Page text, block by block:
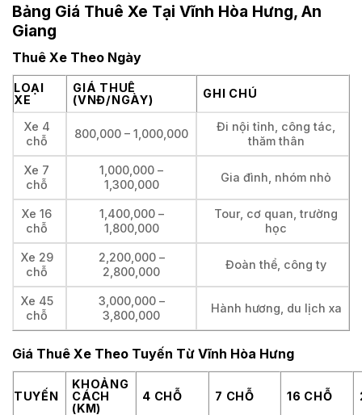
Bảng Giá Thuê Xe Tại Vĩnh Hòa Hưng, An
Giang
Thuê Xe Theo Ngày
LOẠI
XE
GIÁ THUÊ
(VNĐ/NGÀY)
GHI CHÚ
Xe 4
chỗ
800,000 – 1,000,000
Đi nội tỉnh, công tác,
thăm thân
Xe 7
chỗ
1,000,000 –
1,300,000
Gia đình, nhóm nhỏ
Xe 16
chỗ
1,400,000 –
1,800,000
Tour, cơ quan, trường
học
Xe 29
chỗ
2,200,000 –
2,800,000
Đoàn thể, công ty
Xe 45
chỗ
3,000,000 –
3,800,000
Hành hương, du lịch xa
Giá Thuê Xe Theo Tuyến Từ Vĩnh Hòa Hưng
TUYẾN
KHOẢNG
CÁCH
(KM)
4 CHỖ 7 CHỖ 16 CHỖ